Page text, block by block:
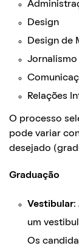
Design
Design de
Jornalismo
Relações
O processo
pode variar
desejado
Graduação
Vestibular:
um
Os